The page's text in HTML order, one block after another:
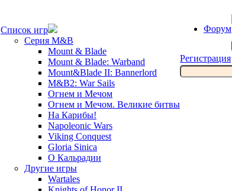
Список игр
Серия M&B
Mount & Blade
Mount & Blade: Warband
Mount&Blade II: Bannerlord
M&B2: War Sails
Огнем и Мечом
Огнем и Мечом. Великие битвы
На Карибы!
Napoleonic Wars
Viking Conquest
Gloria Sinica
О Кальрадии
Другие игры
Wartales
Форум
Регистрация